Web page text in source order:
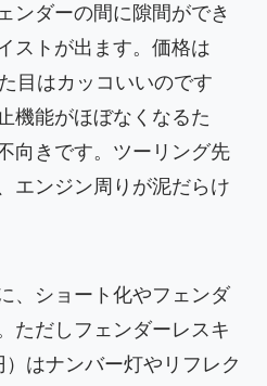
ンダーの間に隙間ができ
ストが出ます。価格は
目はカッコいいのです
機能がほぼなくなるた
向きです。ツーリング先
エンジン周りが泥だらけ
、ショート化やフェンダ
ただしフェンダーレスキ
はナンバー灯やリフレク